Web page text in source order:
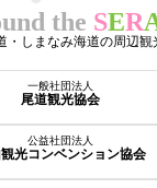
the SER
・しまなみ海道の周辺観
一般社団法人
尾道観光協会
公益社団法人
光コンベンション協会